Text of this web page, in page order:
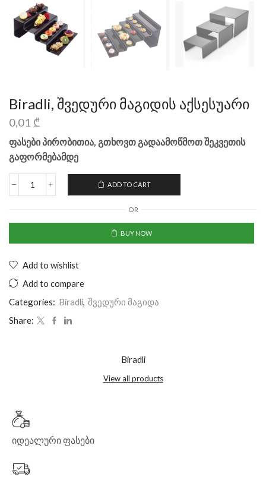
Biradli, შვედური მაგიდის აქსესუარი
0,01 ₾
ფასები პირობითია, გთხოვთ გადაამოწმოთ შეკვეთის
გაფორმებამდე
ADD TO CART
OR
BUY NOW
Add to wishlist
Add to compare
Categories: Biradli, შვედური მაგიდა
Share:
Biradli
View all products
იდეალური ფასები